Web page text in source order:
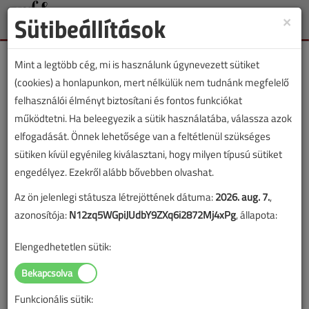
Toggle
Lassú a fűtési átmenet
Még mindig majdnem négyszer annyi
kazánt adnak el globálisan, mint
hőszivattyút
2026. június 4. | VGF&HKL online | 517 |
×
Sütibeállítások
Mint a legtöbb cég, mi is használunk úgynevezett sütiket
(cookies) a honlapunkon, mert nélkülük nem tudnánk megfelelő
felhasználói élményt biztosítani és fontos funkciókat
működtetni. Ha beleegyezik a sütik használatába, válassza azok
elfogadását. Önnek lehetősége van a feltétlenül szükséges
sütiken kívül egyénileg kiválasztani, hogy milyen típusú sütiket
engedélyez. Ezekről alább bővebben olvashat.
Az ön jelenlegi státusza létrejöttének dátuma:2026. aug. 7.,
azonosítója:N12zq5WGpiJUdbY9ZXq6i2872Mj4xPg, állapota:
Elengedhetetlen sütik:
Funkcionális sütik: